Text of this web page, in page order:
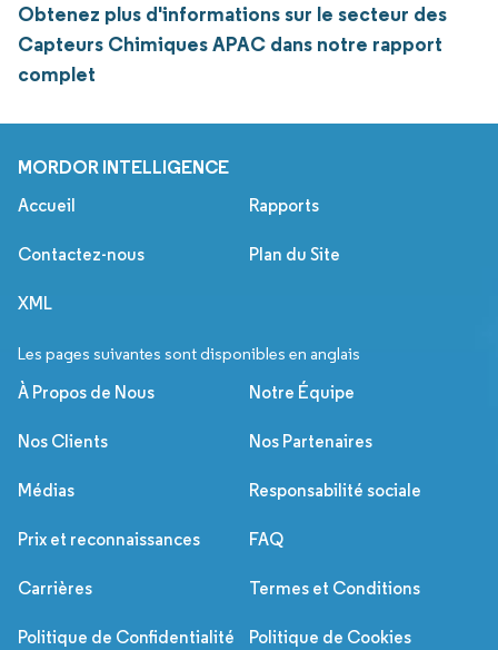
Obtenez plus d'informations sur le secteur des
Capteurs Chimiques APAC dans notre rapport
complet
MORDOR INTELLIGENCE
Accueil Rapports
Contactez-nous Plan du Site
XML
Les pages suivantes sont disponibles en anglais
À Propos de Nous Notre Équipe
Nos Clients Nos Partenaires
Médias Responsabilité sociale
Prix et reconnaissances FAQ
Carrières Termes et Conditions
Politique de Confidentialité Politique de Cookies